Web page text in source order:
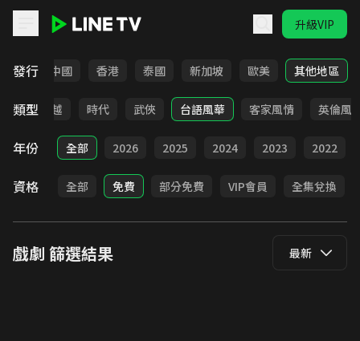
升級VIP
發行
韓國 中國 香港 泰國 新加坡 歐美 其他地區
類型
俠 穿越 時代 武俠 台語風華 客家風情 英倫風
年份 全部 2026 2025 2024 2023 2022
資格 全部 免費 部分免費 VIP會員 全集兌換
戲劇 篩選結果 最新